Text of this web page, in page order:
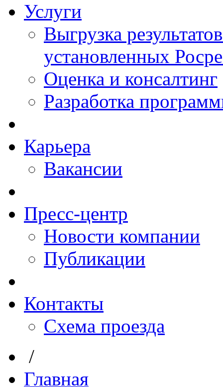
Услуги
Выгрузка
установленных
Оценка и консалтинг
Разработка
Карьера
Вакансии
Пресс-центр
Новости компании
Публикации
Контакты
Схема проезда
/
Главная